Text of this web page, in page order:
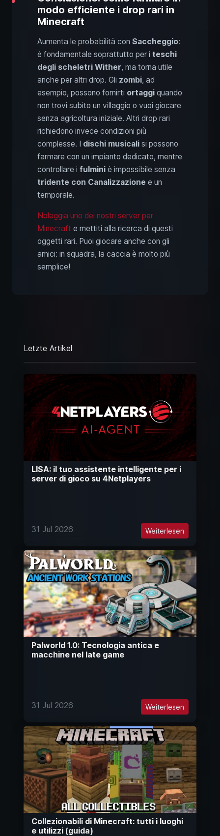
modo efficiente i drop rari in
Minecraft
Aumenta le probabilità con Saccheggio:
è fondamentale soprattutto per i teschi
degli scheletri Wither, ma torna utile
anche per altri drop. Gli zombi, ad
esempio, possono fornirti ortaggi quando
non trovi subito un villaggio o vuoi giocare
senza agricoltura iniziale. Altri drop rari
richiedono invece condizioni più
complesse. I dischi musicali si possono
farmare con un impianto dedicato, mentre
controllare i fulmini è impossibile senza
tridente con Canalizzazione e un
temporale.
Noleggia uno dei nostri server per
Minecraft e mettiti alla ricerca di questi
oggetti rari. Puoi giocare anche con gli
amici: in squadra, la caccia è molto più
semplice!
Letzte Artikel
LISA: il tuo assistente intelligente per i
server di gioco su 4Netplayers
31 Jul 2026 Weiterlesen
Palworld 1.0: Tecnologia antica e
macchine nel late game
31 Jul 2026 Weiterlesen
Collezionabili di Minecraft: tutti i luoghi
e utilizzi (guida)